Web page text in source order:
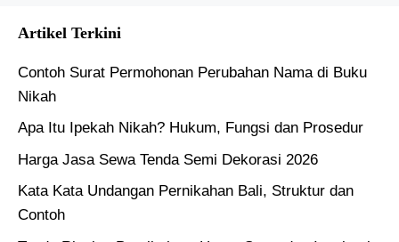
Artikel Terkini
Contoh Surat Permohonan Perubahan Nama di Buku
Nikah
Apa Itu Ipekah Nikah? Hukum, Fungsi dan Prosedur
Harga Jasa Sewa Tenda Semi Dekorasi 2026
Kata Kata Undangan Pernikahan Bali, Struktur dan
Contoh